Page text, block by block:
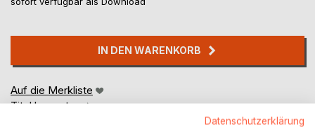
IN DEN WARENKORB
Auf die Merkliste
Titel bewerten
Datenschutzerklärung